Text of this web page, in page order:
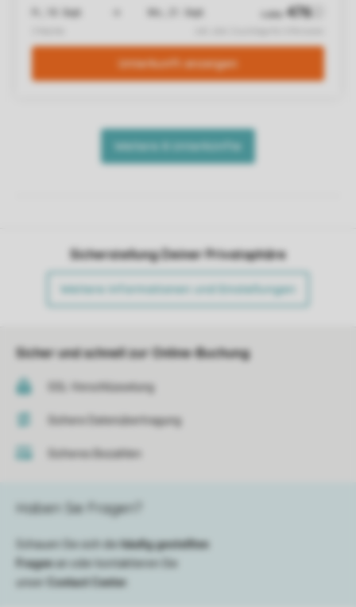
Sicherstellung Deiner Privatsphäre
Weitere Informationen und Einstellungen
Sicher und schnell zur Online-Buchung
SSL-Verschlüsselung
Sichere Datenübertragung
Sicheres Bezahlen
Haben Sie Fragen?
Schauen Sie sich die
häufig gestellten
Fragen an oder kontaktieren Sie
unser
Contact Center